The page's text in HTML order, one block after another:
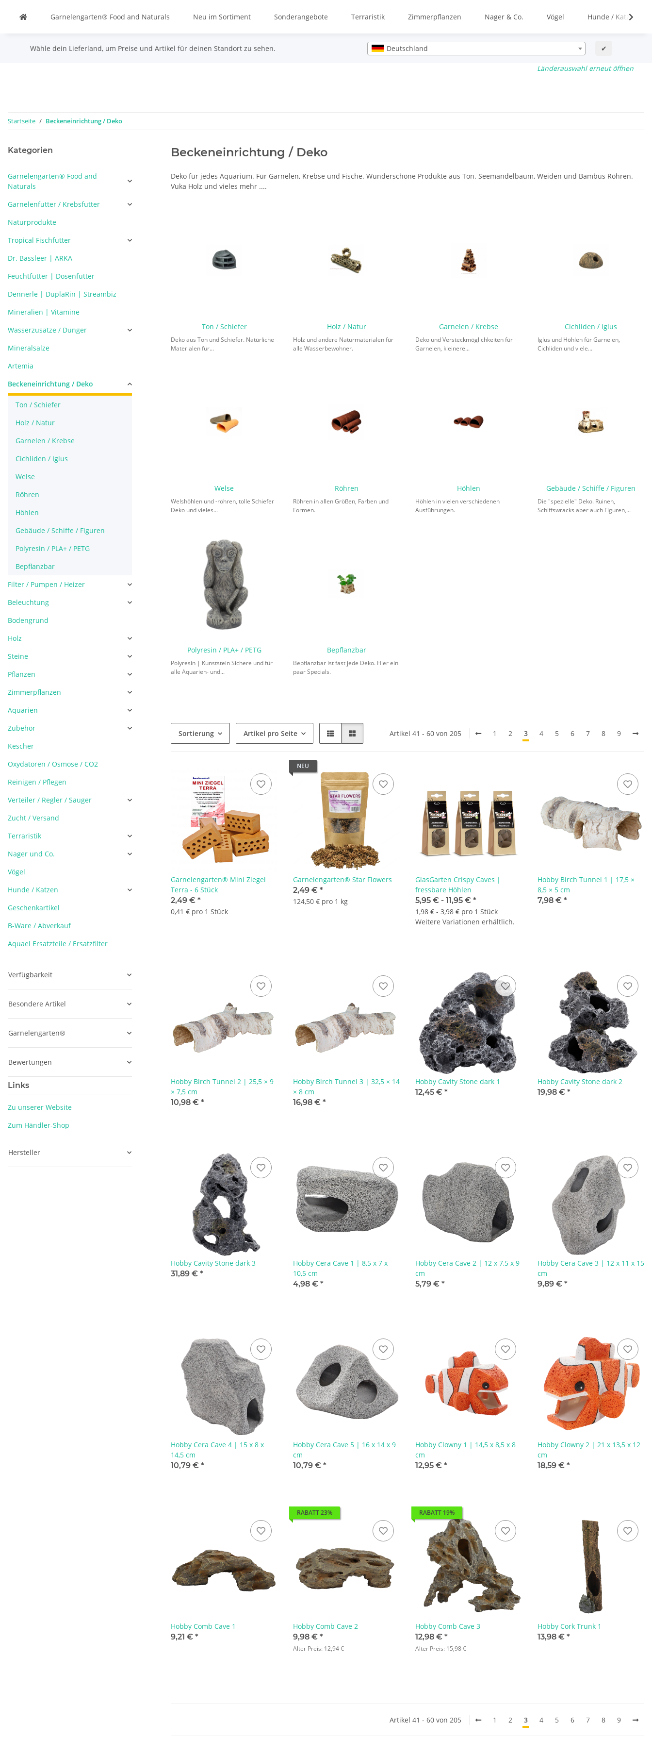
Garnelengarten® Food and Naturals Neu im Sortiment Sonderangebote Terraristik Zimmerpflanzen Nager & Co. Vögel Hunde / Katzen
Wähle dein Lieferland, um Preise und Artikel für deinen Standort zu sehen. Deutschland ✔
Länderauswahl erneut öffnen
Startseite Beckeneinrichtung / Deko
Beckeneinrichtung / Deko
Deko für jedes Aquarium. Für Garnelen, Krebse und Fische. Wunderschöne Produkte aus Ton. Seemandelbaum, Weiden und Bambus Röhren.
Vuka Holz und vieles mehr ....
Ton / Schiefer
Deko aus Ton und Schiefer. Natürliche
Materialen für...
Holz / Natur
Holz und andere Naturmaterialen für
alle Wasserbewohner.
Garnelen / Krebse
Deko und Versteckmöglichkeiten für
Garnelen, kleinere...
Cichliden / Iglus
Iglus und Höhlen für Garnelen,
Cichliden und viele...
Welse
Welshöhlen und -röhren, tolle Schiefer
Deko und vieles...
Röhren
Röhren in allen Größen, Farben und
Formen.
Höhlen
Höhlen in vielen verschiedenen
Ausführungen.
Gebäude / Schiffe / Figuren
Die "spezielle" Deko. Ruinen,
Schiffswracks aber auch Figuren,...
Polyresin / PLA+ / PETG
Polyresin | Kunststein Sichere und für
alle Aquarien- und...
Bepflanzbar
Bepflanzbar ist fast jede Deko. Hier ein
paar Specials.
Sortierung Artikel pro Seite Artikel 41 - 60 von 205 1 2 3 4 5 6 7 8 9
Garnelengarten® Mini Ziegel
Terra - 6 Stück
2,49 € *
0,41 € pro 1 Stück
NEU
Garnelengarten® Star Flowers
2,49 € *
124,50 € pro 1 kg
GlasGarten Crispy Caves |
fressbare Höhlen
5,95 € - 11,95 € *
1,98 € - 3,98 € pro 1 Stück
Weitere Variationen erhältlich.
Hobby Birch Tunnel 1 | 17,5 ×
8,5 × 5 cm
7,98 € *
Hobby Birch Tunnel 2 | 25,5 × 9
× 7,5 cm
10,98 € *
Hobby Birch Tunnel 3 | 32,5 × 14
× 8 cm
16,98 € *
Hobby Cavity Stone dark 1
12,45 € *
Hobby Cavity Stone dark 2
19,98 € *
Hobby Cavity Stone dark 3
31,89 € *
Hobby Cera Cave 1 | 8,5 x 7 x
10,5 cm
4,98 € *
Hobby Cera Cave 2 | 12 x 7,5 x 9
cm
5,79 € *
Hobby Cera Cave 3 | 12 x 11 x 15
cm
9,89 € *
Hobby Cera Cave 4 | 15 x 8 x
14,5 cm
10,79 € *
Hobby Cera Cave 5 | 16 x 14 x 9
cm
10,79 € *
Hobby Clowny 1 | 14,5 x 8,5 x 8
cm
12,95 € *
Hobby Clowny 2 | 21 x 13,5 x 12
cm
18,59 € *
Hobby Comb Cave 1
9,21 € *
RABATT 23%
Hobby Comb Cave 2
9,98 € *
Alter Preis:12,94 €
RABATT 19%
Hobby Comb Cave 3
12,98 € *
Alter Preis:15,98 €
Hobby Cork Trunk 1
13,98 € *
Artikel 41 - 60 von 205 1 2 3 4 5 6 7 8 9
Kategorien
Garnelengarten® Food and
Naturals
Garnelenfutter / Krebsfutter
Naturprodukte
Tropical Fischfutter
Dr. Bassleer | ARKA
Feuchtfutter | Dosenfutter
Dennerle | DuplaRin | Streambiz
Mineralien | Vitamine
Wasserzusätze / Dünger
Mineralsalze
Artemia
Beckeneinrichtung / Deko
Ton / Schiefer
Holz / Natur
Garnelen / Krebse
Cichliden / Iglus
Welse
Röhren
Höhlen
Gebäude / Schiffe / Figuren
Polyresin / PLA+ / PETG
Bepflanzbar
Filter / Pumpen / Heizer
Beleuchtung
Bodengrund
Holz
Steine
Pflanzen
Zimmerpflanzen
Aquarien
Zubehör
Kescher
Oxydatoren / Osmose / CO2
Reinigen / Pflegen
Verteiler / Regler / Sauger
Zucht / Versand
Terraristik
Nager und Co.
Vögel
Hunde / Katzen
Geschenkartikel
B-Ware / Abverkauf
Aquael Ersatzteile / Ersatzfilter
Verfügbarkeit
Besondere Artikel
Garnelengarten®
Bewertungen
Links
Zu unserer Website
Zum Händler-Shop
Hersteller